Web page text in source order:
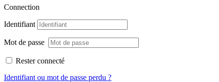
Connection
Identifiant
Mot de passe
Rester connecté
Identifiant ou mot de passe perdu ?